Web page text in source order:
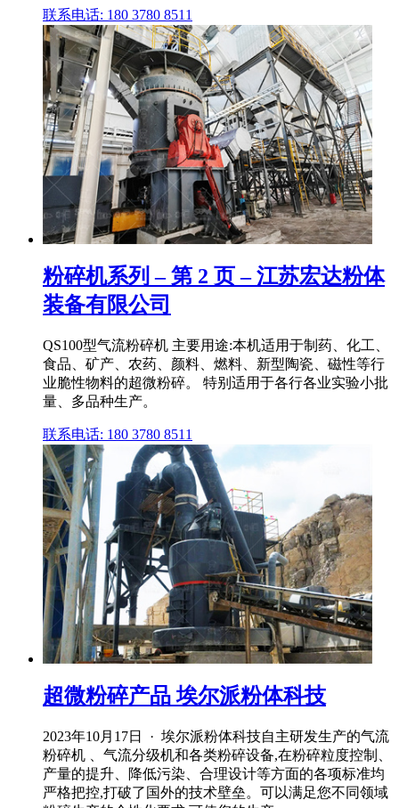
联系电话: 180 3780 8511
粉碎机系列 – 第 2 页 – 江苏宏达粉体
装备有限公司
QS100型气流粉碎机 主要用途:本机适用于制药、化工、
食品、矿产、农药、颜料、燃料、新型陶瓷、磁性等行
业脆性物料的超微粉碎。 特别适用于各行各业实验小批
量、多品种生产。
联系电话: 180 3780 8511
超微粉碎产品 埃尔派粉体科技
2023年10月17日 · 埃尔派粉体科技自主研发生产的气流
粉碎机 、气流分级机和各类粉碎设备,在粉碎粒度控制、
产量的提升、降低污染、合理设计等方面的各项标准均
严格把控,打破了国外的技术壁垒。可以满足您不同领域